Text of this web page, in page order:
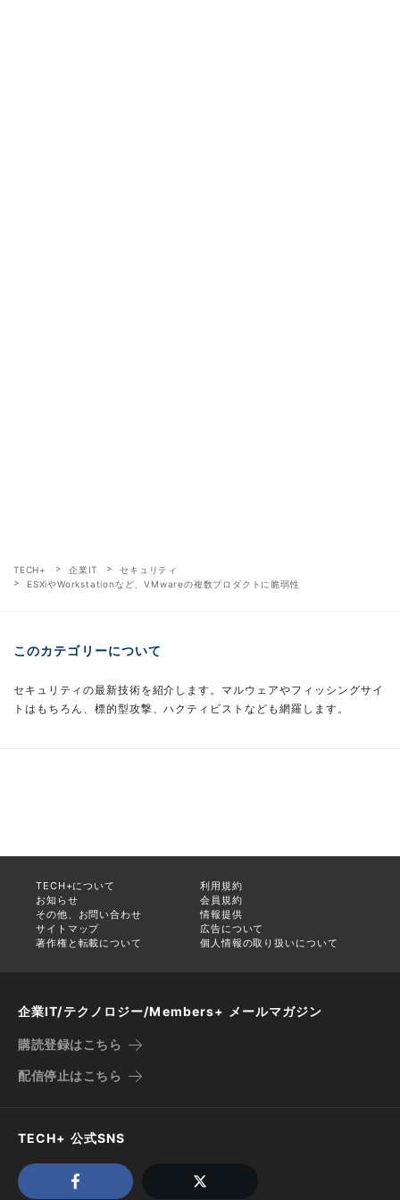
TECH+ 企業IT
セキュリティ
ESXiやWorkstationなど、VMwareの複数プロダクトに脆弱性
このカテゴリーについて
セキュリティの最新技術を紹介します。マルウェアやフィッシングサイ
トはもちろん、標的型攻撃、ハクティビストなども網羅します。
TECH+について
利用規約
お知らせ
会員規約
その他、お問い合わせ
情報提供
サイトマップ
広告について
著作権と転載について
個人情報の取り扱いについて
企業IT/テクノロジー/Members+ メールマガジン
購読登録はこちら
配信停止はこちら
TECH+ 公式SNS